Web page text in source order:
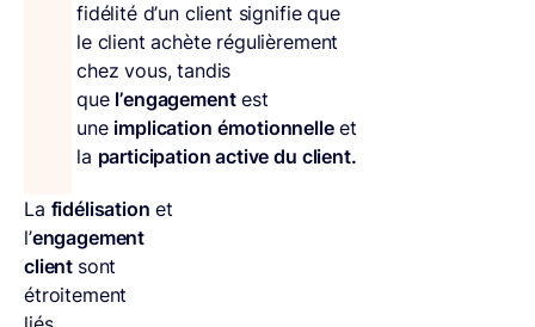
fidélité d’un client signifie que
le client achète régulièrement
chez vous, tandis
que l’engagementest
une implication émotionnelleet
la participation active du client.
La fidélisation et
l’engagement
client sont
étroitement